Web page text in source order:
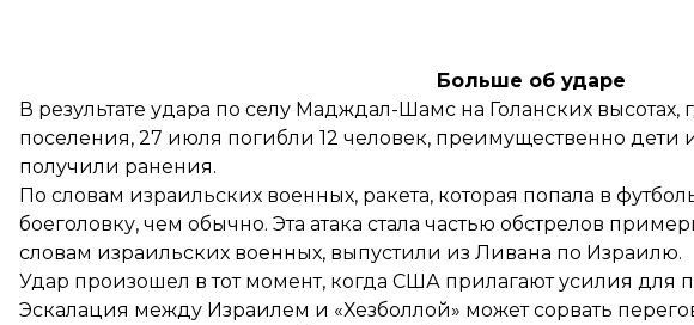
Больше об ударе
В результате удара по селу Мадждал-Шамс на Голанских
поселения, 27 июля погибли 12 человек, преимущественно дети
получили ранения.
По словам израильских военных, ракета, которая попала в
боеголовку, чем обычно. Эта атака стала частью обстрелов
словам израильских военных, выпустили из Ливана по Израилю.
Удар произошел в тот момент, когда США прилагают усилия для
Эскалация между Израилем и «Хезболлой» может сорвать